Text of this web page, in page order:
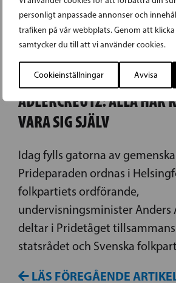
personligt anpassade annonser och
trafiken på vår webbplats. Genom att klicka
samtycker du till att vi använder cookies.
Cookieinställningar Avvisa
28.06.2025
ADLERCREUTZ: ALLA HAR
VARA SIG SJÄLV
Idag fylls gatorna av
Prideparaden ordnas i
folkpartiets ordförande,
undervisningsminister Anders
deltar i Pridetåget
statsrådet och Svenska
LÄS FÖREGÅENDE